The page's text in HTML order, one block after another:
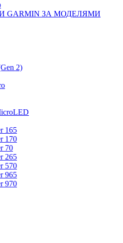
GARMIN ЗА МОДЕЛЯМИ
2)
165
170
70
265
570
965
970